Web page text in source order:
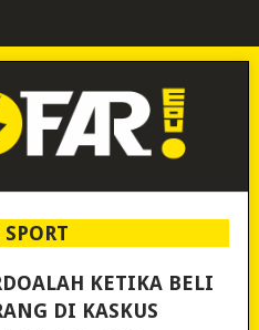
SPORT
KETIKA BELI
DI KASKUS